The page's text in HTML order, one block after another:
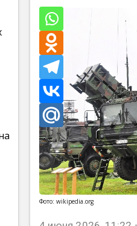
Фото: wikipedia.org